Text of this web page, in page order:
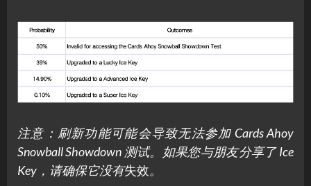
注意：刷新功能可能会导致无法参加 Cards Ahoy
Snowball Showdown 测试。如果您与朋友分享了 Ice
Key，请确保它没有失效。